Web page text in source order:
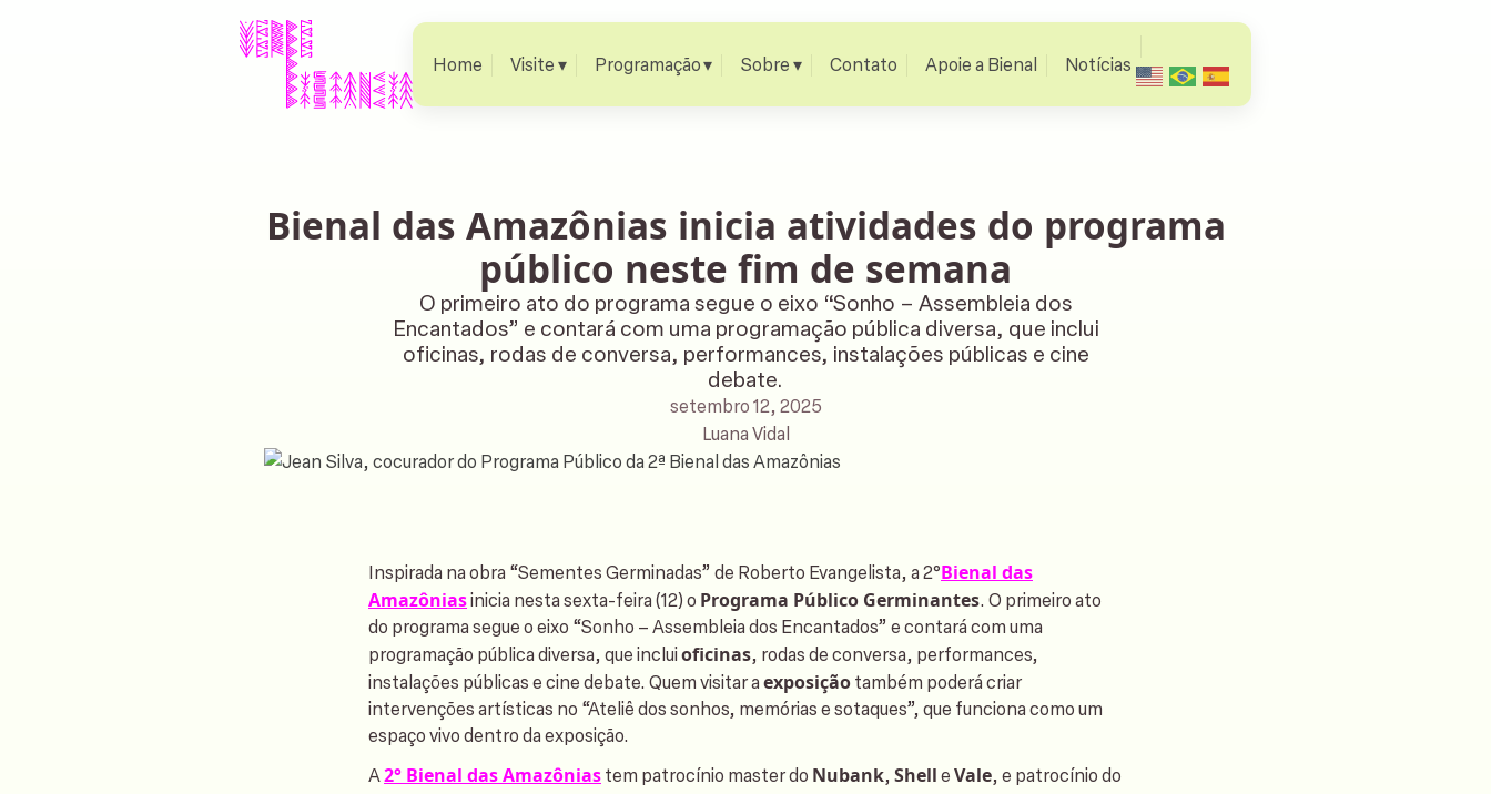
Home Visite Programação Sobre Contato Apoie a Bienal Notícias
Bienal das Amazônias inicia atividades do programa
público neste fim de semana
O primeiro ato do programa segue o eixo “Sonho – Assembleia dos
Encantados” e contará com uma programação pública diversa, que inclui
oficinas, rodas de conversa, performances, instalações públicas e cine
debate.
setembro 12, 2025
Luana Vidal
Inspirada na obra “Sementes Germinadas” de Roberto Evangelista, a 2°Bienal das
Amazôniasinicia nesta sexta-feira (12) o Programa Público Germinantes. O primeiro ato
do programa segue o eixo “Sonho – Assembleia dos Encantados” e contará com uma
programação pública diversa, que inclui oficinas, rodas de conversa, performances,
instalações públicas e cine debate. Quem visitar a exposição também poderá criar
intervenções artísticas no “Ateliê dos sonhos, memórias e sotaques”, que funciona como um
espaço vivo dentro da exposição.
A2° Bienal das Amazônias tem patrocínio master do Nubank, Shell e Vale, e patrocínio do